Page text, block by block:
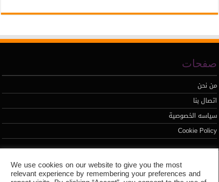
صفحات
من نحن
اتصال بنا
سياسه الخصوصية
Cookie Policy
تطوير محمد السيد
We use cookies on our website to give you the most
relevant experience by remembering your preferences and